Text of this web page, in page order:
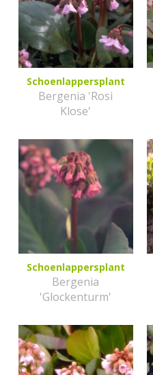
Schoenlappersplant
Bergenia 'Rosi
Klose'
Schoenlappersplant
Bergenia
'Glockenturm'